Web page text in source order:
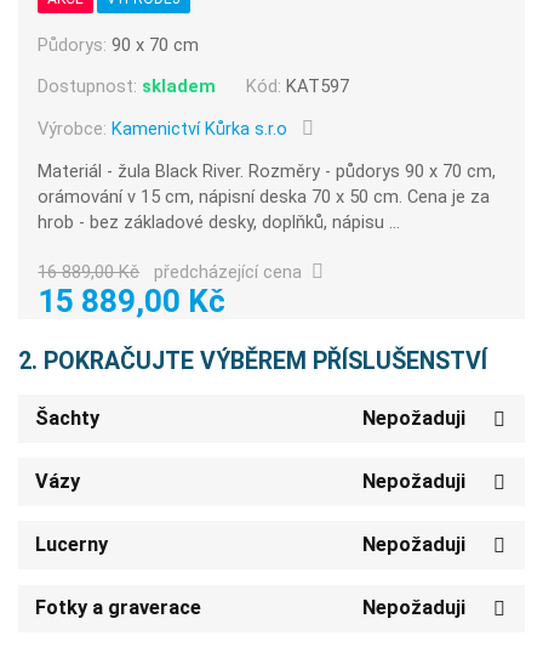
Půdorys:90 x 70 cm
Dostupnost: skladem Kód: KAT597
Výrobce:Kamenictví Kůrka s.r.o
Materiál - žula Black River. Rozměry - půdorys 90 x 70 cm,
orámování v 15 cm, nápisní deska 70 x 50 cm. Cena je za
hrob - bez základové desky, doplňků, nápisu ...
16 889,00 Kč předcházející cena
15 889,00 Kč
2. POKRAČUJTE VÝBĚREM PŘÍSLUŠENSTVÍ
Šachty Nepožaduji
Vázy Nepožaduji
Lucerny Nepožaduji
Fotky a graverace Nepožaduji